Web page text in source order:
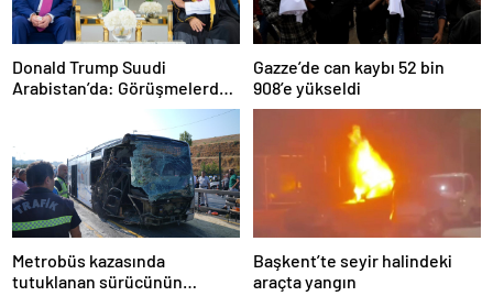
Donald Trump Suudi
Arabistan’da: Görüşmelerde
Gazze’de can kaybı 52 bin
908’e yükseldi
Metrobüs kazasında
tutuklanan sürücünün
Başkent’te seyir halindeki
araçta yangın